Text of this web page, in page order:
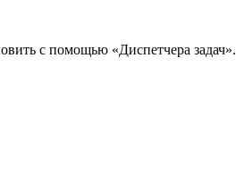
с помощью «Диспетчера задач».